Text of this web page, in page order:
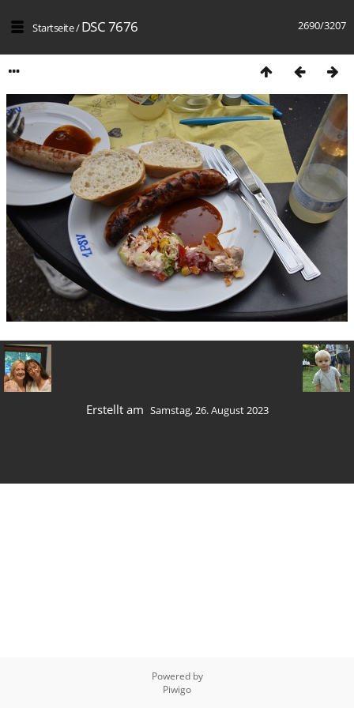
2690/3207
Startseite/DSC 7676
Erstellt am Samstag, 26. August 2023
Powered by
Piwigo